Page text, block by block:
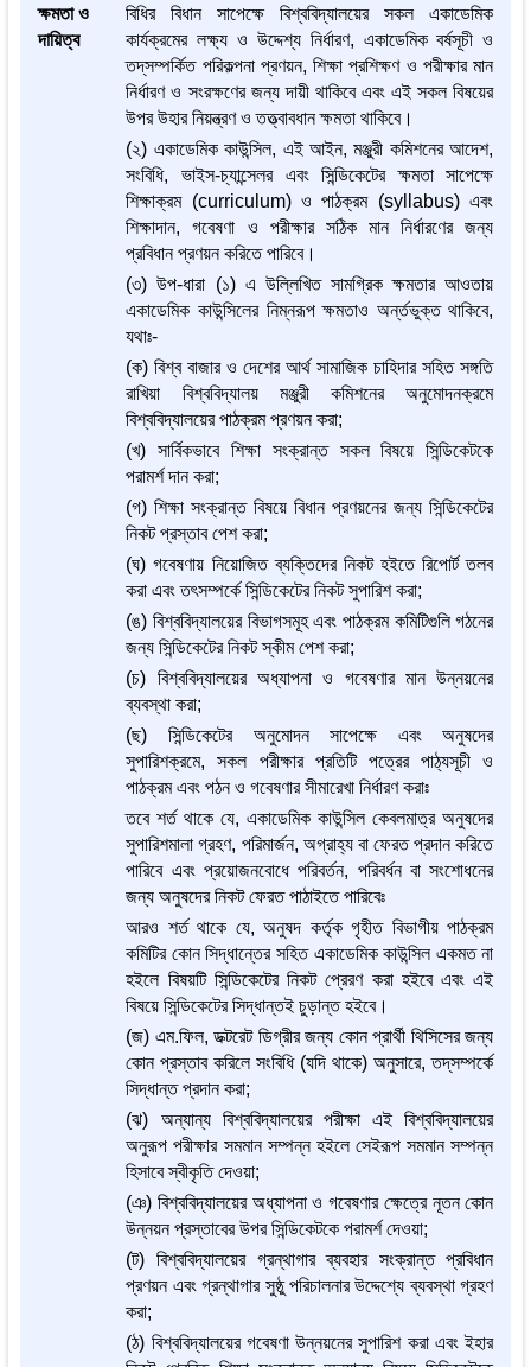
ক্ষমতা ও
দায়িত্ব
বিধির বিধান সাপেক্ষে বিশ্ববিদ্যালয়ের সকল একাডেমিক
কার্যক্রমের লক্ষ্য ও উদ্দেশ্য নির্ধারণ, একাডেমিক বর্ষসূচী ও
তদ্‌সম্পর্কিত পরিকল্পনা প্রণয়ন, শিক্ষা প্রশিক্ষণ ও পরীক্ষার মান
নির্ধারণ ও সংরক্ষণের জন্য দায়ী থাকিবে এবং এই সকল বিষয়ের
উপর উহার নিয়ন্ত্রণ ও তত্ত্বাবধান ক্ষমতা থাকিবে।
(২) একাডেমিক কাউন্সিল, এই আইন, মঞ্জুরী কমিশনের আদেশ,
সংবিধি, ভাইস-চ্যান্সেলর এবং সিন্ডিকেটের ক্ষমতা সাপেক্ষে
শিক্ষাক্রম (curriculum) ও পাঠক্রম (syllabus) এবং
শিক্ষাদান, গবেষণা ও পরীক্ষার সঠিক মান নির্ধারণের জন্য
প্রবিধান প্রণয়ন করিতে পারিবে।
(৩) উপ-ধারা (১) এ উল্লিখিত সামগ্রিক ক্ষমতার আওতায়
একাডেমিক কাউন্সিলের নিম্নরূপ ক্ষমতাও অর্ন্তভুক্ত থাকিবে,
যথাঃ-
(ক) বিশ্ব বাজার ও দেশের আর্থ সামাজিক চাহিদার সহিত সঙ্গতি
রাখিয়া বিশ্ববিদ্যালয় মঞ্জুরী কমিশনের অনুমোদনক্রমে
বিশ্ববিদ্যালয়ের পাঠক্রম প্রণয়ন করা;
(খ) সার্বিকভাবে শিক্ষা সংক্রান্ত সকল বিষয়ে সিন্ডিকেটকে
পরামর্শ দান করা;
(গ) শিক্ষা সংক্রান্ত বিষয়ে বিধান প্রণয়নের জন্য সিন্ডিকেটের
নিকট প্রস্তাব পেশ করা;
(ঘ) গবেষণায় নিয়োজিত ব্যক্তিদের নিকট হইতে রিপোর্ট তলব
করা এবং তৎসম্পর্কে সিন্ডিকেটের নিকট সুপারিশ করা;
(ঙ) বিশ্ববিদ্যালয়ের বিভাগসমূহ এবং পাঠক্রম কমিটিগুলি গঠনের
জন্য সিন্ডিকেটের নিকট স্কীম পেশ করা;
(চ) বিশ্ববিদ্যালয়ের অধ্যাপনা ও গবেষণার মান উন্নয়নের
ব্যবস্থা করা;
(ছ) সিন্ডিকেটের অনুমোদন সাপেক্ষে এবং অনুষদের
সুপারিশক্রমে, সকল পরীক্ষার প্রতিটি পত্রের পাঠ্যসূচী ও
পাঠক্রম এবং পঠন ও গবেষণার সীমারেখা নির্ধারণ করাঃ
তবে শর্ত থাকে যে, একাডেমিক কাউন্সিল কেবলমাত্র অনুষদের
সুপারিশমালা গ্রহণ, পরিমার্জন, অগ্রাহ্য বা ফেরত প্রদান করিতে
পারিবে এবং প্রয়োজনবোধে পরিবর্তন, পরিবর্ধন বা সংশোধনের
জন্য অনুষদের নিকট ফেরত পাঠাইতে পারিবেঃ
আরও শর্ত থাকে যে, অনুষদ কর্তৃক গৃহীত বিভাগীয় পাঠক্রম
কমিটির কোন সিদ্ধান্তের সহিত একাডেমিক কাউন্সিল একমত না
হইলে বিষয়টি সিন্ডিকেটের নিকট প্রেরণ করা হইবে এবং এই
বিষয়ে সিন্ডিকেটের সিদ্ধান্তই চুড়ান্ত হইবে।
(জ) এম.ফিল, ডক্টরেট ডিগ্রীর জন্য কোন প্রার্থী থিসিসের জন্য
কোন প্রস্তাব করিলে সংবিধি (যদি থাকে) অনুসারে, তদ্‌সম্পর্কে
সিদ্ধান্ত প্রদান করা;
(ঝ) অন্যান্য বিশ্ববিদ্যালয়ের পরীক্ষা এই বিশ্ববিদ্যালয়ের
অনুরূপ পরীক্ষার সমমান সম্পন্ন হইলে সেইরূপ সমমান সম্পন্ন
হিসাবে স্বীকৃতি দেওয়া;
(ঞ) বিশ্ববিদ্যালয়ের অধ্যাপনা ও গবেষণার ক্ষেত্রে নূতন কোন
উন্নয়ন প্রস্তাবের উপর সিন্ডিকেটকে পরামর্শ দেওয়া;
(ট) বিশ্ববিদ্যালয়ের গ্রন্থাগার ব্যবহার সংক্রান্ত প্রবিধান
প্রণয়ন এবং গ্রন্থাগার সুষ্ঠু পরিচালনার উদ্দেশ্যে ব্যবস্থা গ্রহণ
করা;
(ঠ) বিশ্ববিদ্যালয়ের গবেষণা উন্নয়নের সুপারিশ করা এবং ইহার